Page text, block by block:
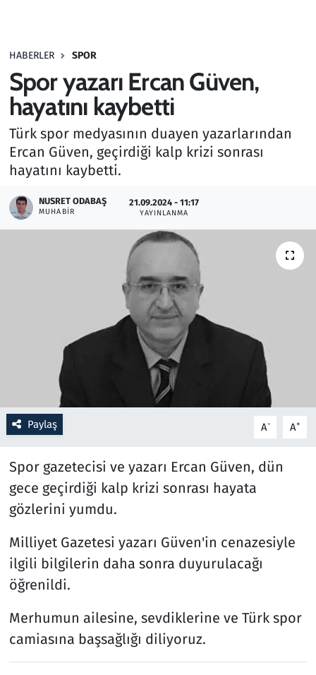
HABERLER SPOR
Spor yazarı Ercan Güven,
hayatını kaybetti
Türk spor medyasının duayen yazarlarından
Ercan Güven, geçirdiği kalp krizi sonrası
hayatını kaybetti.
NUSRET ODABAŞ
MUHABIR
21.09.2024 - 11:17
YAYINLANMA
Paylaş A- A+
Spor gazetecisi ve yazarı Ercan Güven, dün
gece geçirdiği kalp krizi sonrası hayata
gözlerini yumdu.
Milliyet Gazetesi yazarı Güven'in cenazesiyle
ilgili bilgilerin daha sonra duyurulacağı
öğrenildi.
Merhumun ailesine, sevdiklerine ve Türk spor
camiasına başsağlığı diliyoruz.
Haber
Kültür Sanat
Kurumsal Haberler
Lezzet Durağı
Memur ve Kamu
Resmi İlanlar
Rüya Tabirleri
Sağlık
Savunma Sanayi
Seçim 2023
Teknoloji ve Bilim